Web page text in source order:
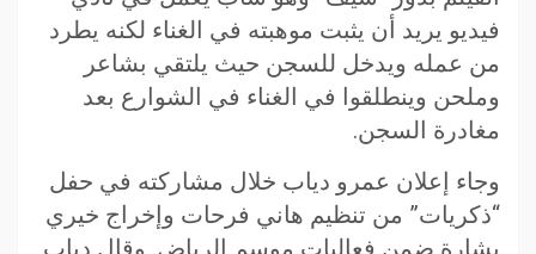
فيديو يريد أن يثبت موهبته في الغناء لكنه يطرد
من عمله ويدخل للسجن حيث يلتقي بشاعر
وملحن وينطلقوا في الغناء في الشوارع بعد
مغادرة السجن.
وجاء إعلان عمرو دياب خلال مشاركته في حفل
“ذكريات” من تنظيم هاني فرحات وإخراج خيري
بشارة ضمن فعاليات موسم الرياض, وقال دياب